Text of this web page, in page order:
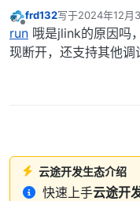
离线
frd132写于2024年12月
最后由 frd132 编
run 哦是jlink的原因吗
现断开，还支持其他调
云途开发生态介绍
快速上手云途开